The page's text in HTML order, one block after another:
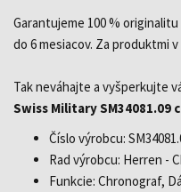
Garantujeme 100 %
do 6 mesiacov. Za produktmi
Tak neváhajte a vyšperkujte
Swiss Military SM34081.09
Číslo výrobcu:
Rad výrobcu: Herren -
Funkcie: Chronograf,